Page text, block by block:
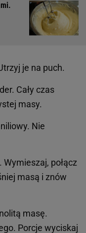
je na puch.
Cały czas
masy.
Nie
połącz
masą i znów
masę.
Porcje wyciskaj